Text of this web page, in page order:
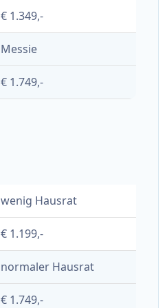
€ 1.349,-
Messie
€ 1.749,-
wenig Hausrat
€ 1.199,-
normaler Hausrat
€ 1.749,-